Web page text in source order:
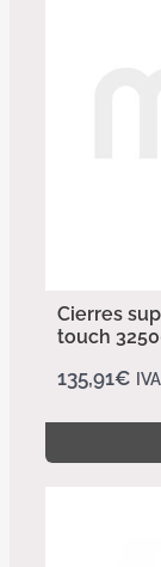
Cierres
touch
135,91€